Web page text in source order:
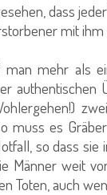
dass
mit
mehr als
authentischen
muss es
so dass
Männer weit
Toten, auch